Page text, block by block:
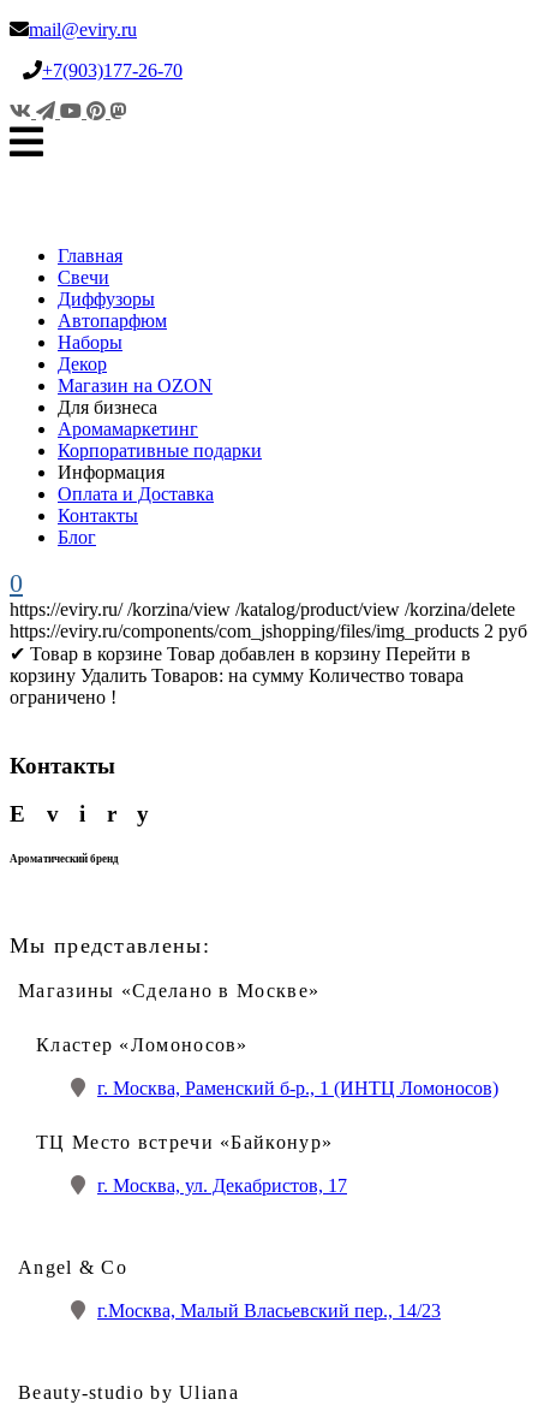
mail@eviry.ru
+7(903)177-26-70
Главная
Свечи
Диффузоры
Автопарфюм
Наборы
Декор
Магазин на OZON
Для бизнеса
Аромамаркетинг
Корпоративные подарки
Информация
Оплата и Доставка
Контакты
Блог
0
https://eviry.ru/ /korzina/view /katalog/product/view /korzina/delete
https://eviry.ru/components/com_jshopping/files/img_products 2 руб
✔ Товар в корзине Товар добавлен в корзину Перейти в
корзину Удалить Товаров: на сумму Количество товара
ограничено !
Контакты
Eviry
Ароматический бренд
Мы представлены:
Магазины «Сделано в Москве»
Кластер «Ломоносов»
г. Москва, Раменский б-р., 1 (ИНТЦ Ломоносов)
ТЦ Место встречи «Байконур»
г. Москва, ул. Декабристов, 17
Angel & Co
г.Москва, Малый Власьевский пер., 14/23
Beauty-studio by Uliana